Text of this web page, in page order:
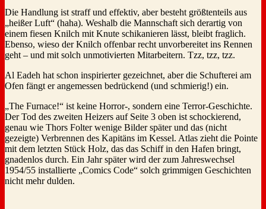
Die Handlung ist straff und effektiv, aber besteht größtenteils aus
„heißer Luft“ (haha). Weshalb die Mannschaft sich derartig von
einem fiesen Knilch mit Knute schikanieren lässt, bleibt fraglich.
Ebenso, wieso der Knilch offenbar recht unvorbereitet ins Rennen
geht – und mit solch unmotivierten Mitarbeitern. Tzz, tzz, tzz.
Al Eadeh hat schon inspirierter gezeichnet, aber die Schufterei am
Ofen fängt er angemessen bedrückend (und schmierig!) ein.
„The Furnace!“ ist keine Horror-, sondern eine Terror-Geschichte.
Der Tod des zweiten Heizers auf Seite 3 oben ist schockierend,
genau wie Thors Folter wenige Bilder später und das (nicht
gezeigte) Verbrennen des Kapitäns im Kessel. Atlas zieht die Pointe
mit dem letzten Stück Holz, das das Schiff in den Hafen bringt,
gnadenlos durch. Ein Jahr später wird der zum Jahreswechsel
1954/55 installierte „Comics Code“ solch grimmigen Geschichten
nicht mehr dulden.